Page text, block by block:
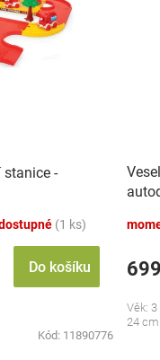
stanice -
(1 ks)
Do košíku
Kód: 11890776
Věk:
24 cm